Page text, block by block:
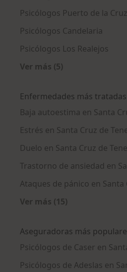
Psicólogos Puerto de la Cruz
Psicólogos Candelaria
Psicólogos Los Realejos
Ver más (5)
Enfermedades más tratadas
Baja autoestima en Santa
Estrés en Santa Cruz de
Duelo en Santa Cruz de
Trastorno de ansiedad en
Ataques de pánico en Santa
Ver más (15)
Aseguradoras más
Psicólogos de Caser en
Psicólogos de Adeslas en